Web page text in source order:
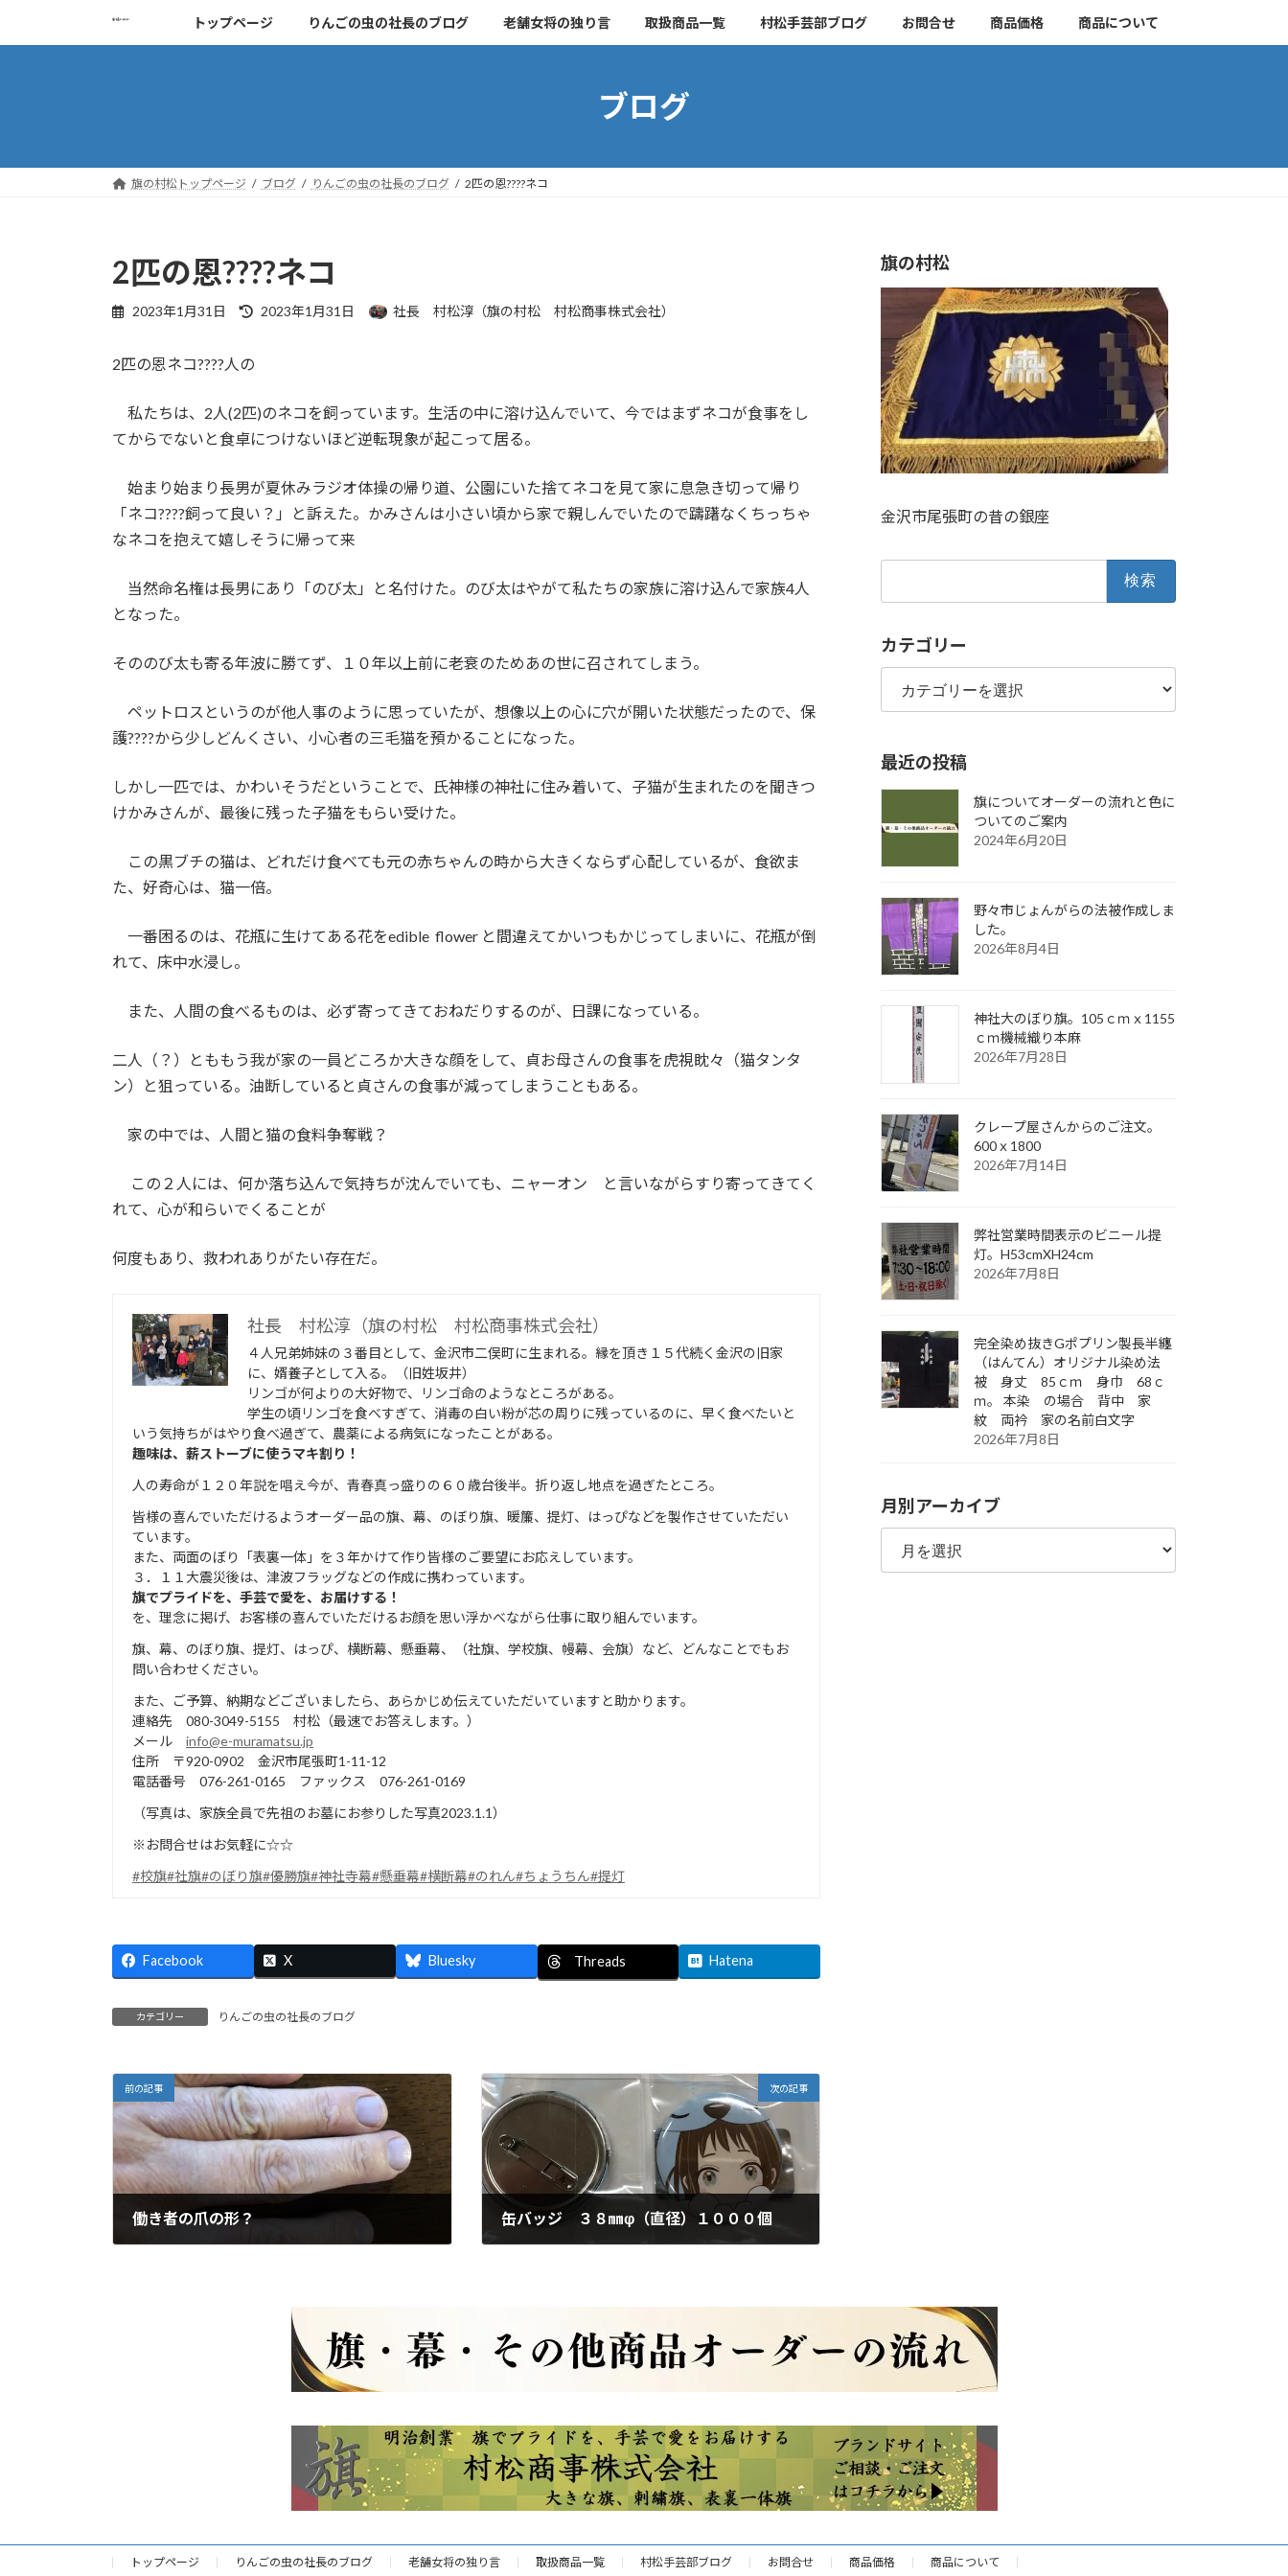
キ
に
トップページ りんごの虫の社長のブログ 老舗女将の独り言 取扱商品一覧 村松手芸部ブログ お問合せ 商品価格 商品について
ブログ
旗の村松トップページ ブログ りんごの虫の社長のブログ 2匹の恩????ネコ
2匹の恩????ネコ
2023年1月31日
最
時
:
2023年1月31日 社長 村松淳（旗の村松 村松商事株式会社）
2匹の恩ネコ????人の
私たちは、 2人(2匹)のネコを飼っています。生活の中に溶け込んでいて、今ではまずネコが食事をし
てからでないと食卓につけないほど逆転現象が起こって居る。
始まり始まり長男が夏休みラジオ体操の帰り道、公園にいた捨てネコを見て家に息急き切って帰り
「ネコ????飼って良い？」と訴えた。かみさんは小さい頃から家で親しんでいたので躊躇なくちっちゃ
なネコを抱えて嬉しそうに帰って来
当然命名権は長男にあり「のび太」と名付けた。のび太はやがて私たちの家族に溶け込んで家族4人
となった。
そののび太も寄る年波に勝てず、１０年以上前に老衰のためあの世に召されてしまう。
ペットロスというのが他人事のように思っていたが、想像以上の心に穴が開いた状態だったので、保
護????から少しどんくさい、小心者の三毛猫を預かることになった。
しかし一匹では、かわいそうだということで、氏神様の神社に住み着いて、子猫が生まれたのを聞きつ
けかみさんが、最後に残った子猫をもらい受けた。
この黒ブチの猫は、どれだけ食べても元の赤ちゃんの時から大きくならず心配しているが、食欲ま
た、好奇心は、猫一倍。
一番困るのは、花瓶に生けてある花をedible flower と間違えてかいつもかじってしまいに、花瓶が倒
れて、床中水浸し。
また、人間の食べるものは、必ず寄ってきておねだりするのが、日課になっている。
二人（？）とももう我が家の一員どころか大きな顔をして、貞お母さんの食事を虎視眈々（猫タンタ
ン）と狙っている。油断していると貞さんの食事が減ってしまうこともある。
家の中では、人間と猫の食料争奪戦？
この２人には、何か落ち込んで気持ちが沈んでいても、ニャーオン と言いながらすり寄ってきてく
れて、心が和らいでくることが
何度もあり、救われありがたい存在だ。
社長 村松淳（旗の村松 村松商事株式会社）
４人兄弟姉妹の３番目として、金沢市二俣町に生まれる。縁を頂き１５代続く金沢の旧家
に、婿養子として入る。（旧姓坂井）
リンゴが何よりの大好物で、リンゴ命のようなところがある。
学生の頃リンゴを食べすぎて、消毒の白い粉が芯の周りに残っているのに、早く食べたいと
いう気持ちがはやり食べ過ぎて、農薬による病気になったことがある。
趣味は、薪ストーブに使うマキ割り！
人の寿命が１２０年説を唱え今が、青春真っ盛りの６０歳台後半。折り返し地点を過ぎたところ。
皆様の喜んでいただけるようオーダー品の旗、幕、のぼり旗、暖簾、提灯、はっぴなどを製作させていただい
ています。
また、両面のぼり「表裏一体」を３年かけて作り皆様のご要望にお応えしています。
３．１１大震災後は、津波フラッグなどの作成に携わっています。
旗でプライドを、手芸で愛を、お届けする！
を、理念に掲げ、お客様の喜んでいただけるお顔を思い浮かべながら仕事に取り組んでいます。
旗、幕、のぼり旗、提灯、はっぴ、横断幕、懸垂幕、（社旗、学校旗、幔幕、会旗）など、どんなことでもお
問い合わせください。
また、ご予算、納期などございましたら、あらかじめ伝えていただいていますと助かります。
連絡先 080-3049-5155 村松（最速でお答えします。）
メール info@e-muramatsu.jp
住所 〒920-0902 金沢市尾張町1-11-12
電話番号 076-261-0165 ファックス 076-261-0169
（写真は、家族全員で先祖のお墓にお参りした写真2023.1.1）
※お問合せはお気軽に☆☆
#校旗#社旗#のぼり旗#優勝旗#神社寺幕#懸垂幕#横断幕#のれん#ちょうちん#提灯
Facebook X Bluesky Threads Hatena
カテゴリー りんごの虫の社長のブログ
前の記事
働き者の爪の形？
次の記事
缶バッジ ３８㎜φ（直径）１０００個
旗の村松
金沢市尾張町の昔の銀座
カテゴリー
カ
ゴ
ー
最近の投稿
旗についてオーダーの流れと色に
ついてのご案内
2024年6月20日
野々市じょんがらの法被作成しま
した。
2026年8月4日
神社大のぼり旗。105ｃｍｘ1155
ｃｍ機械織り本麻
2026年7月28日
クレープ屋さんからのご注文。
600ｘ1800
2026年7月14日
弊社営業時間表示のビニール提
灯。H53cmXH24cm
2026年7月8日
完全染め抜きGポプリン製長半纏
（はんてん）オリジナル染め法
被 身丈 85ｃｍ 身巾 68ｃ
ｍ。 本染 の場合 背中 家
紋 両衿 家の名前白文字
2026年7月8日
月別アーカイブ
月
ア
トップページ りんごの虫の社長のブログ 老舗女将の独り言 取扱商品一覧 村松手芸部ブログ お問合せ 商品価格 商品について